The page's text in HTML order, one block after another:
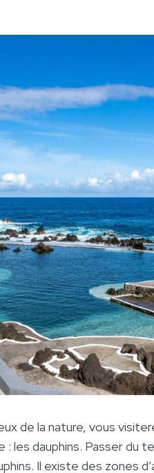
de la nature, vous
les dauphins. Passer du
Il existe des zones